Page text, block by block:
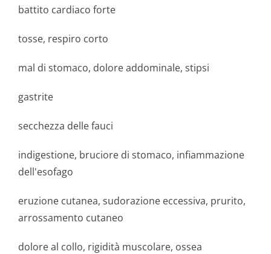
battito cardiaco forte
tosse, respiro corto
mal di stomaco, dolore addominale, stipsi
gastrite
secchezza delle fauci
indigestione, bruciore di stomaco, infiammazione
dell'esofago
eruzione cutanea, sudorazione eccessiva, prurito,
arrossamento cutaneo
dolore al collo, rigidità muscolare, ossea